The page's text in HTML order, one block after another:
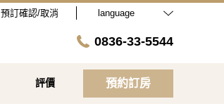
預訂確認/取消 language
0836-33-5544
評價 預約訂房